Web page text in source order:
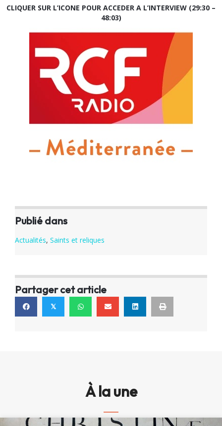
CLIQUER SUR L’ICONE POUR ACCEDER A L’INTERVIEW (29:30 –
48:03)
Publié dans
Actualités, Saints et reliques
Partager cet article
𝕏
À la une